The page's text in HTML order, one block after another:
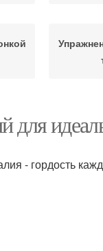
Питание
для
- гордость